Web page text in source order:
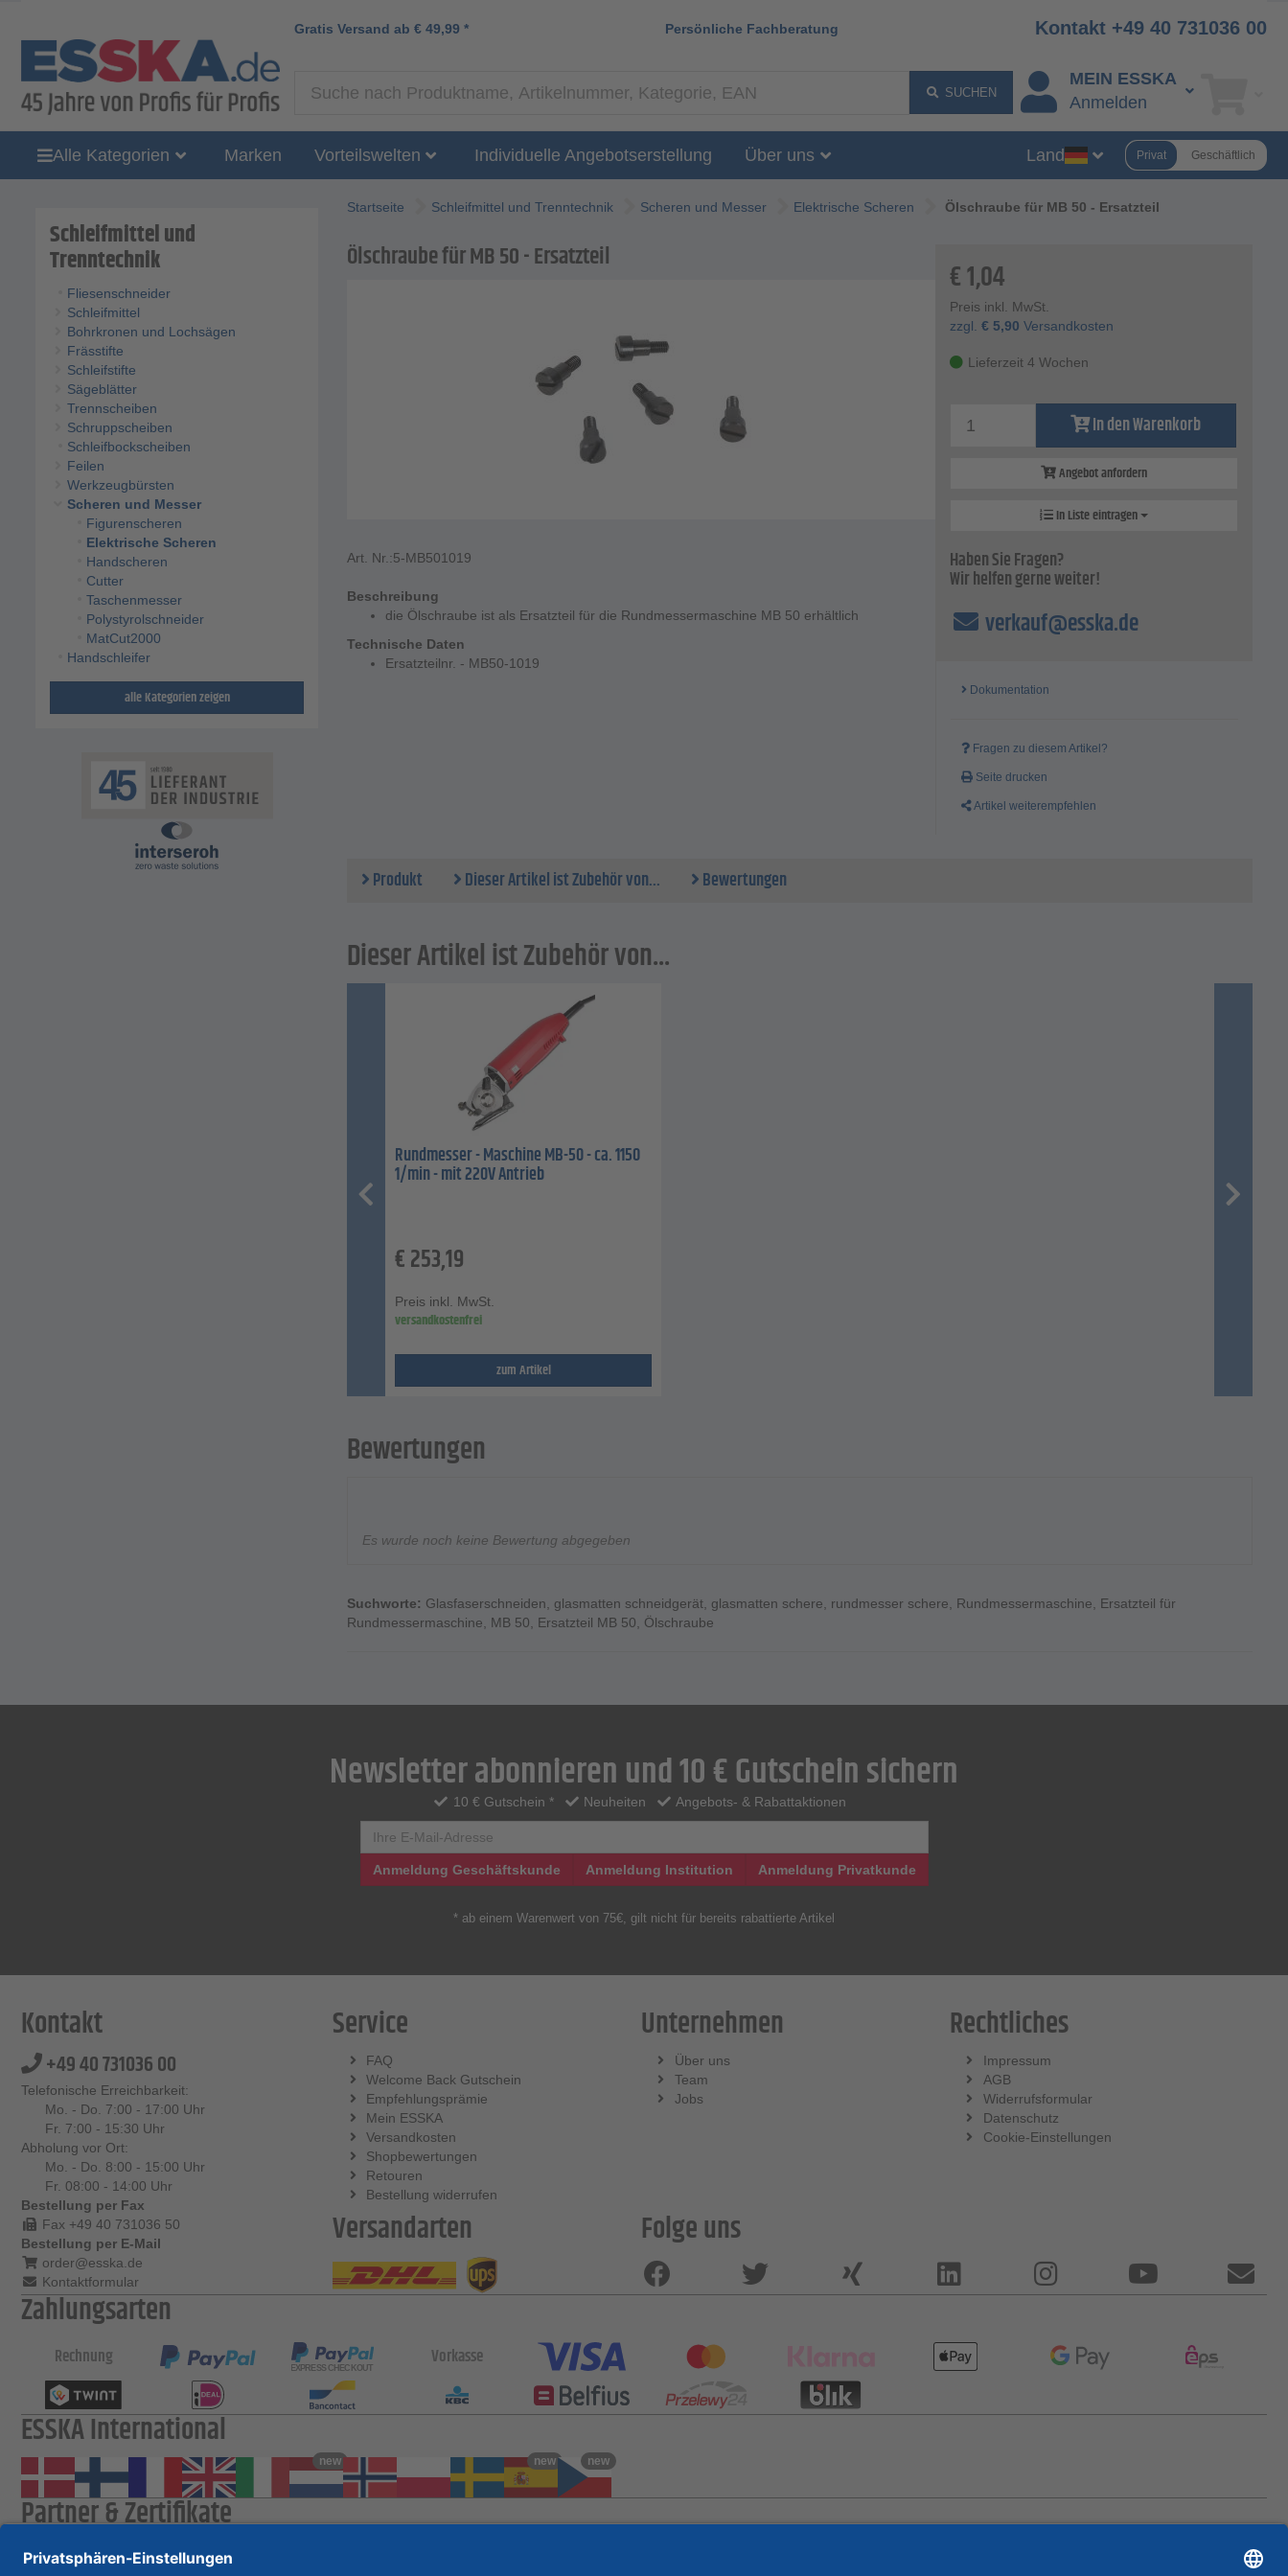
Gratis Versand ab € 49,99 * Persönliche Fachberatung Kontakt +49 40 731036 00
SUCHEN
MEIN ESSKA
Anmelden
Alle Kategorien Marken Vorteilswelten Individuelle Angebotserstellung Über uns Land Privat Geschäftlich
Schleifmittel und
Trenntechnik
Fliesenschneider
Schleifmittel
Bohrkronen und Lochsägen
Frässtifte
Schleifstifte
Sägeblätter
Trennscheiben
Schruppscheiben
Schleifbockscheiben
Feilen
Werkzeugbürsten
Scheren und Messer
Figurenscheren
Elektrische Scheren
Handscheren
Cutter
Taschenmesser
Polystyrolschneider
MatCut2000
Handschleifer
alle Kategorien zeigen
Startseite Schleifmittel und Trenntechnik Scheren und Messer Elektrische Scheren Ölschraube für MB 50 - Ersatzteil
Ölschraube für MB 50 - Ersatzteil
Art. Nr.:5-MB501019
Beschreibung
die Ölschraube ist als Ersatzteil für die Rundmessermaschine MB 50 erhältlich
Technische Daten
Ersatzteilnr. - MB50-1019
€1,04
Preis inkl. MwSt.
zzgl.€ 5,90 Versandkosten
Lieferzeit 4 Wochen
In den Warenkorb
Angebot anfordern
In Liste eintragen
Haben Sie Fragen?
Wir helfen gerne weiter!
verkauf@esska.de
Dokumentation
Fragen zu diesem Artikel?
Seite drucken
Artikel weiterempfehlen
Produkt Dieser Artikel ist Zubehör von... Bewertungen
Dieser Artikel ist Zubehör von...
Rundmesser - Maschine MB-50 - ca. 1150
1/min - mit 220V Antrieb
€253,19
Preis inkl. MwSt.
versandkostenfrei
zum Artikel
Bewertungen
Es wurde noch keine Bewertung abgegeben
Suchworte: Glasfaserschneiden, glasmatten schneidgerät, glasmatten schere, rundmesser schere, Rundmessermaschine, Ersatzteil für
Rundmessermaschine, MB 50, Ersatzteil MB 50, Ölschraube
Newsletter abonnieren und 10 € Gutschein sichern
10 € Gutschein * Neuheiten Angebots- & Rabattaktionen
Anmeldung Geschäftskunde Anmeldung Institution Anmeldung Privatkunde
* ab einem Warenwert von 75€, gilt nicht für bereits rabattierte Artikel
Kontakt
+49 40 731036 00
Telefonische Erreichbarkeit:
Mo. - Do. 7:00 - 17:00 Uhr
Fr. 7:00 - 15:30 Uhr
Abholung vor Ort:
Mo. - Do. 8:00 - 15:00 Uhr
Fr. 08:00 - 14:00 Uhr
Bestellung per Fax
Fax +49 40 731036 50
Bestellung per E-Mail
order@esska.de
Kontaktformular
Service
FAQ
Welcome Back Gutschein
Empfehlungsprämie
Mein ESSKA
Versandkosten
Shopbewertungen
Retouren
Bestellung widerrufen
Unternehmen
Über uns
Team
Jobs
Rechtliches
Impressum
AGB
Widerrufsformular
Datenschutz
Cookie-Einstellungen
Versandarten
Folge uns
Zahlungsarten
Rechnung Vorkasse
ESSKA International
new new new
Partner & Zertifikate